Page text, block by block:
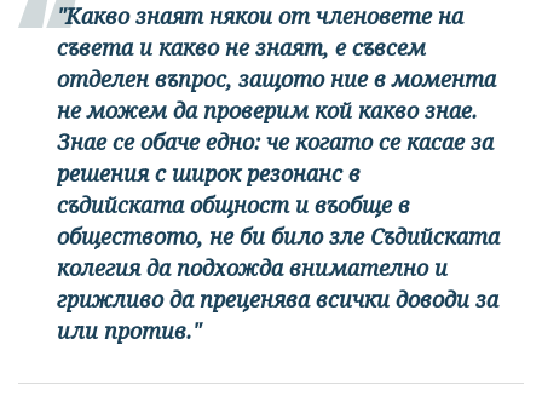
"Какво знаят някои от членовете на
съвета и какво не знаят, е съвсем
отделен въпрос, защото ние в момента
не можем да проверим кой какво знае.
Знае се обаче едно: че когато се касае за
решения с широк резонанс в
съдийската общност и въобще в
обществото, не би било зле Съдийската
колегия да подхожда внимателно и
грижливо да преценява всички доводи за
или против."